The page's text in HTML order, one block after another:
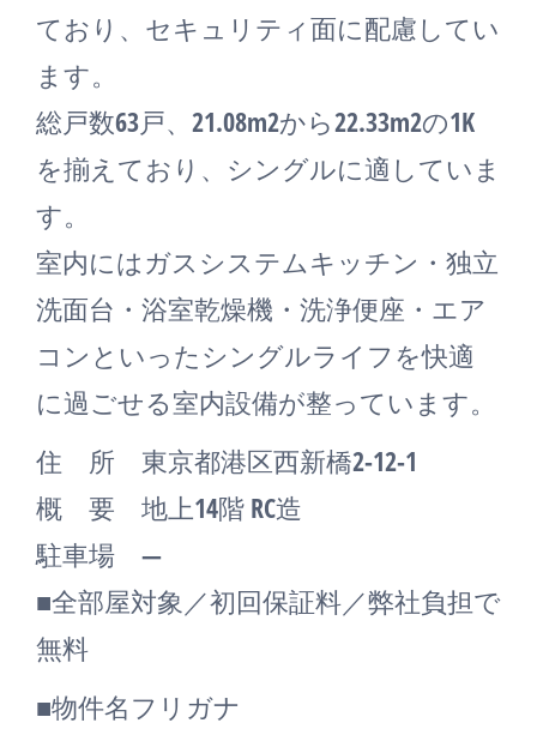
ており、セキュリティ面に配慮してい
ます。
総戸数63戸、21.08m2から22.33m2の1K
を揃えており、シングルに適していま
す。
室内にはガスシステムキッチン・独立
洗面台・浴室乾燥機・洗浄便座・エア
コンといったシングルライフを快適
に過ごせる室内設備が整っています。
住 所 東京都港区西新橋2-12-1
概 要 地上14階 RC造
駐車場 ―
■全部屋対象／初回保証料／弊社負担で
無料
■物件名フリガナ